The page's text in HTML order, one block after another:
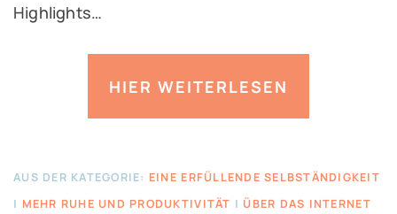
Highlights…
HIER WEITERLESEN
AUS DER KATEGORIE: EINE ERFÜLLENDE SELBSTÄNDIGKEIT
| MEHR RUHE UND PRODUKTIVITÄT | ÜBER DAS INTERNET